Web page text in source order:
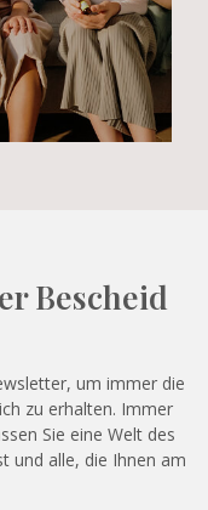
Bescheid
um immer die
zu erhalten. Immer
Sie eine Welt des
und alle, die Ihnen am